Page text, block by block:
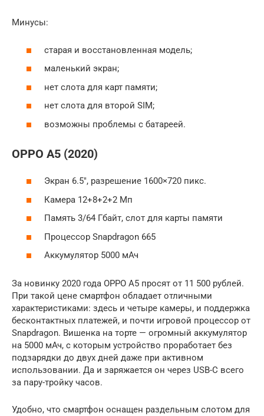
Минусы:
старая и восстановленная модель;
маленький экран;
нет слота для карт памяти;
нет слота для второй SIM;
возможны проблемы с батареей.
OPPO A5 (2020)
Экран 6.5″, разрешение 1600×720 пикс.
Камера 12+8+2+2 Мп
Память 3/64 Гбайт, слот для карты памяти
Процессор Snapdragon 665
Аккумулятор 5000 мАч
За новинку 2020 года OPPO A5 просят от 11 500 рублей.
При такой цене смартфон обладает отличными
характеристиками: здесь и четыре камеры, и поддержка
бесконтактных платежей, и почти игровой процессор от
Snapdragon. Вишенка на торте — огромный аккумулятор
на 5000 мАч, с которым устройство проработает без
подзарядки до двух дней даже при активном
использовании. Да и заряжается он через USB-C всего
за пару-тройку часов.
Удобно, что смартфон оснащен раздельным слотом для